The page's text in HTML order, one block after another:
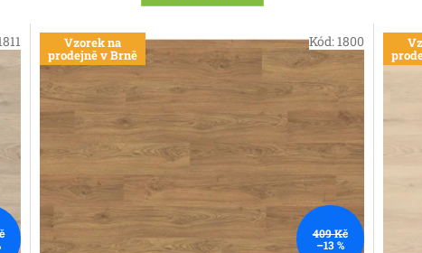
Vzorek na
prodejně v Brně
409 Kč
–13 %
Kód: 1800